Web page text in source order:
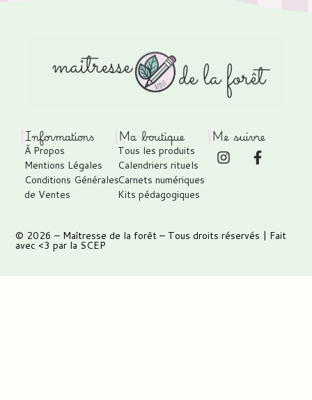
Informations
À Propos
Mentions Légales
Conditions Générales
de Ventes
Ma boutique
Tous les produits
Calendriers rituels
Carnets numériques
Kits pédagogiques
Me suivre
© 2026 – Maîtresse de la forêt – Tous droits réservés | Fait
avec <3 par la SCEP